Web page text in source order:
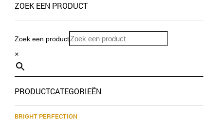
ZOEK EEN PRODUCT
Zoek een product
×
PRODUCTCATEGORIEËN
BRIGHT PERFECTION